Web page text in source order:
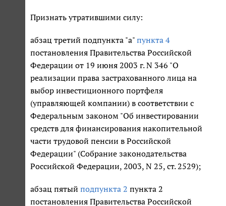
Признать утратившими силу:
абзац третий подпункта "а" пункта 4
постановления Правительства Российской
Федерации от 19 июня 2003 г. N 346 "О
реализации права застрахованного лица на
выбор инвестиционного портфеля
(управляющей компании) в соответствии с
Федеральным законом "Об инвестировании
средств для финансирования накопительной
части трудовой пенсии в Российской
Федерации" (Собрание законодательства
Российской Федерации, 2003, N 25, ст. 2529);
абзац пятый подпункта 2 пункта 2
постановления Правительства Российской